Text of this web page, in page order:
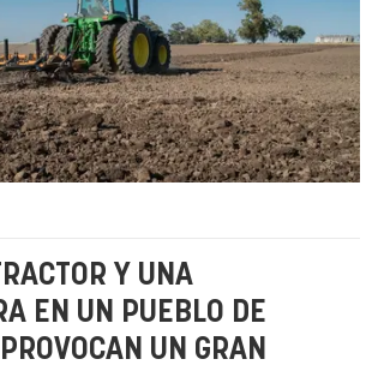
Y UNA
EN UN PUEBLO DE
UN GRAN